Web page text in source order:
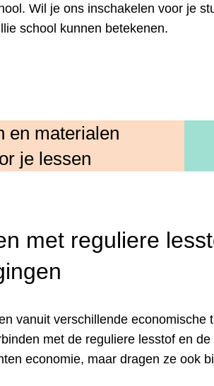
Wil je ons inschakelen voor je
school kunnen betekenen.
en materialen
je lessen
met reguliere
vanuit verschillende
met de reguliere lesstof en
economie, maar dragen ze ook